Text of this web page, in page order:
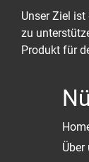
Unser Ziel
zu
Produkt für
Über